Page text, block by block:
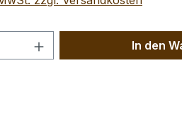
Anzahl: Gib denIn den